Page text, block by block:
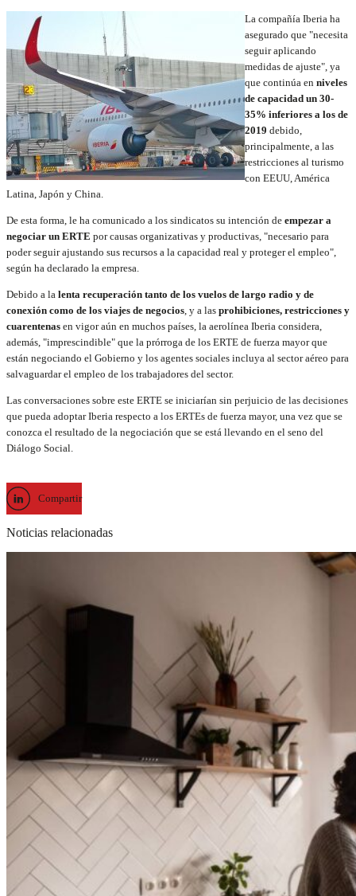
La compañía Iberia ha
asegurado que "necesita
seguir aplicando
medidas de ajuste", ya
que continúa en niveles
de capacidad un 30-
35% inferiores a los de
2019 debido,
principalmente, a las
restricciones al turismo
con EEUU, América
Latina, Japón y China.
De esta forma, le ha comunicado a los sindicatos su intención de empezar a
negociar un ERTE por causas organizativas y productivas, "necesario para
poder seguir ajustando sus recursos a la capacidad real y proteger el empleo",
según ha declarado la empresa.
Debido a la lenta recuperación tanto de los vuelos de largo radio y de
conexión como de los viajes de negocios, y a las prohibiciones, restricciones y
cuarentenas en vigor aún en muchos países, la aerolínea Iberia considera,
además, "imprescindible" que la prórroga de los ERTE de fuerza mayor que
están negociando el Gobierno y los agentes sociales incluya al sector aéreo para
salvaguardar el empleo de los trabajadores del sector.
Las conversaciones sobre este ERTE se iniciarían sin perjuicio de las decisiones
que pueda adoptar Iberia respecto a los ERTEs de fuerza mayor, una vez que se
conozca el resultado de la negociación que se está llevando en el seno del
Diálogo Social.
Compartir
Noticias relacionadas